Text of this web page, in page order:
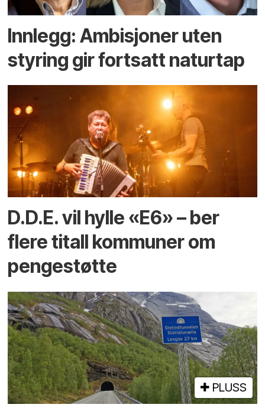
Innlegg: Ambisjoner uten
styring gir fortsatt naturtap
D.D.E. vil hylle «E6» – ber
flere titall kommuner om
pengestøtte
PLUSS